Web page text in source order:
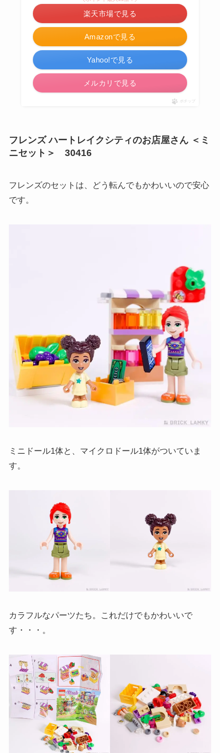
Amazonで見る
楽天市場で見る
Yahoo!で見る
メルカリで見る
ポチップ
フレンズ ハートレイクシティのお店屋さん ＜ミ
ニセット＞ 30416
フレンズのセットは、どう転んでもかわいいので安心
です。
ミニドール1体と、マイクロドール1体がついていま
す。
カラフルなパーツたち。これだけでもかわいいで
す・・・。